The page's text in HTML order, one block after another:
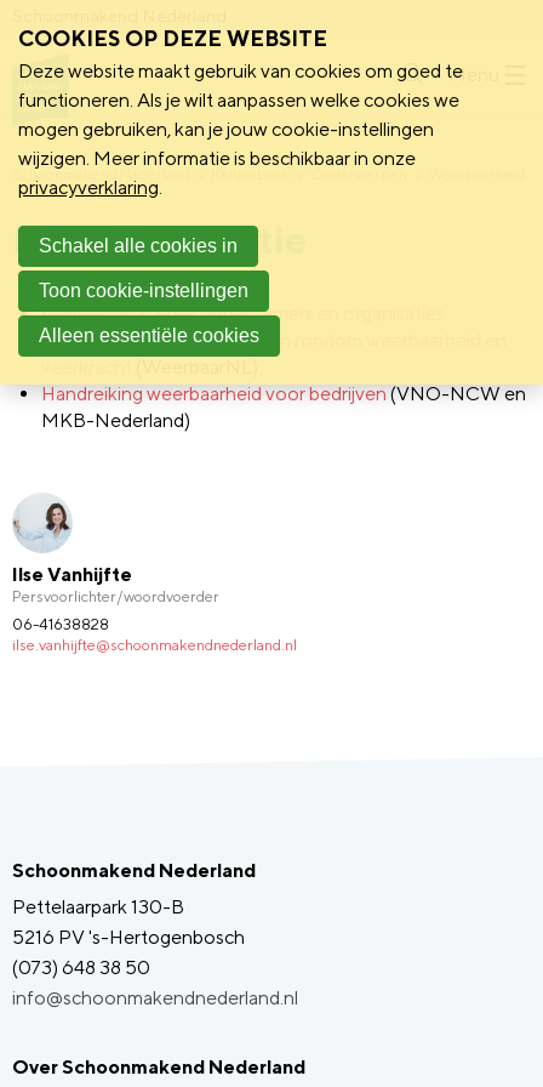
Menu
Schoonmakend Nederland
Extra informatie
Denk vooruit voor ondernemers en organisaties
Evenementen en opleidingen rondom weerbaarheid en
Handreiking weerbaarheid voor bedrijven (VNO-NCW en
MKB-Nederland)
Ilse Vanhijfte
Persvoorlichter/woordvoerder
06-41638828
ilse.vanhijfte@schoonmakendnederland.nl
Schoonmakend Nederland
Pettelaarpark 130-B
5216 PV 's-Hertogenbosch
(073) 648 38 50
info@schoonmakendnederland.nl
Over Schoonmakend Nederland
COOKIES OP DEZE WEBSITE
Deze website maakt gebruik van cookies om goed te
functioneren. Als je wilt aanpassen welke cookies we
mogen gebruiken, kan je jouw cookie-instellingen
wijzigen. Meer informatie is beschikbaar in onze
privacyverklaring.
Schakel alle cookies in
Toon cookie-instellingen
Alleen essentiële cookies